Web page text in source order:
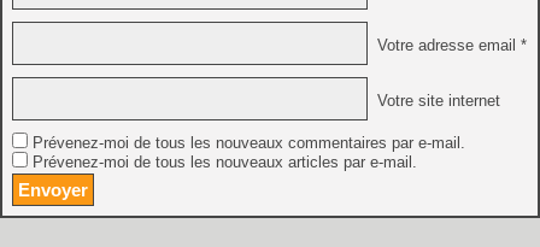
Votre adresse email *
Votre site internet
Prévenez-moi de tous les nouveaux commentaires par e-mail.
Prévenez-moi de tous les nouveaux articles par e-mail.